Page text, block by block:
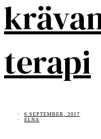
terapi
6 SEPTEMBER, 2017
ELNA